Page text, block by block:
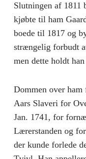
Slutningen af 1811
kjøbte til ham
boede til 1817 og
strængelig forbudt
men dette holdt
Dommen over
Aars Slaveri for
Jan. 1741, for
Lærerstanden og
der kunde forlede